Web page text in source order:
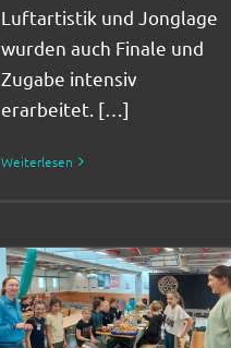
Luftartistik und Jonglage
wurden auch Finale und
Zugabe intensiv
erarbeitet. […]
Weiterlesen